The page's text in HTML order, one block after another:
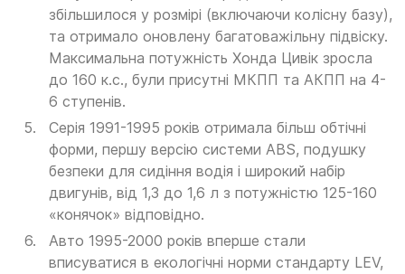
збільшилося у розмірі (включаючи колісну базу),
та отримало оновлену багатоважільну підвіску.
Максимальна потужність Хонда Цивік зросла
до 160 к.с., були присутні МКПП та АКПП на 4-
6 ступенів.
Серія 1991-1995 років отримала більш обтічні
форми, першу версію системи ABS, подушку
безпеки для сидіння водія і широкий набір
двигунів, від 1,3 до 1,6 л з потужністю 125-160
«конячок» відповідно.
Авто 1995-2000 років вперше стали
вписуватися в екологічні норми стандарту LEV,